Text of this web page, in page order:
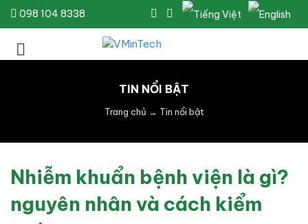
098 104 8338
TIN NỔI BẬT
Trang chủ → Tin nổi bật
Nhiễm khuẩn bệnh viện là gì?
nguyên nhân và cách kiểm